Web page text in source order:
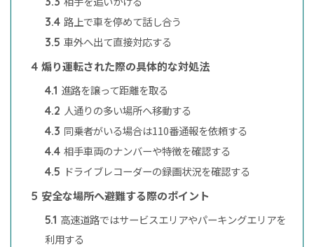
3.4 路上で車を停めて話し合う
3.5 車外へ出て直接対応する
4 煽り運転された際の具体的な対処法
4.1 進路を譲って距離を取る
4.2 人通りの多い場所へ移動する
4.3 同乗者がいる場合は110番通報を依頼する
4.4 相手車両のナンバーや特徴を確認する
4.5 ドライブレコーダーの録画状況を確認する
5 安全な場所へ避難する際のポイント
5.1 高速道路ではサービスエリアやパーキングエリアを
利用する